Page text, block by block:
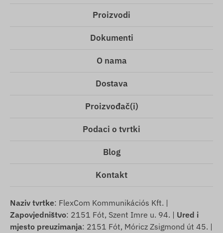
Proizvodi
Dokumenti
O nama
Dostava
Proizvođač(i)
Podaci o tvrtki
Blog
Kontakt
Naziv tvrtke: FlexCom Kommunikációs Kft. |
Zapovjedništvo: 2151 Fót, Szent Imre u. 94. | Ured i
mjesto preuzimanja: 2151 Fót, Móricz Zsigmond út 45. |